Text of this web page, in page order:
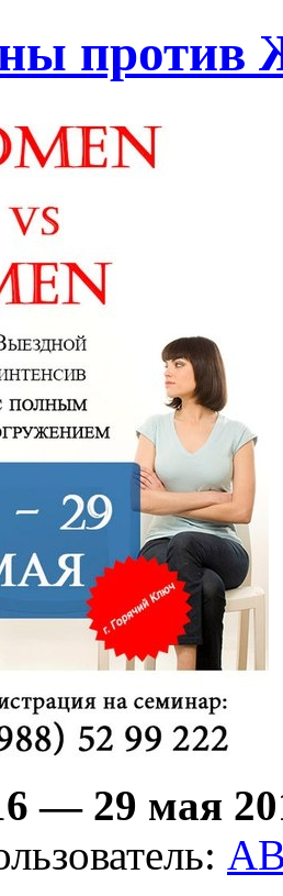
против
— 29 мая